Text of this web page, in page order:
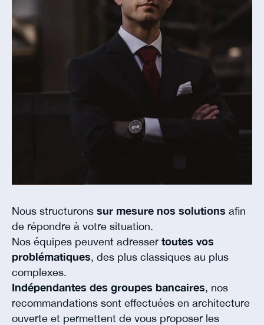
Nous structurons sur mesure nos solutions afin
de répondre à votre situation.
Nos équipes peuvent adresser toutes vos
problématiques, des plus classiques au plus
complexes.
Indépendantes des groupes bancaires, nos
recommandations sont effectuées en architecture
ouverte et permettent de vous proposer les